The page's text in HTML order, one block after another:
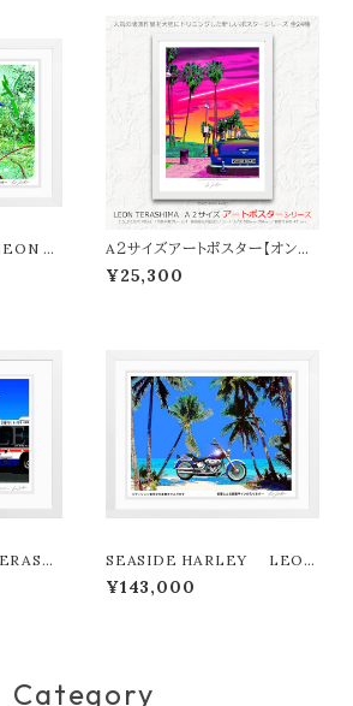
T
作限
A２サイズアートポスター【オンラ
イン限定】LEON TERASHIMA
「VENICE BEACH MAGIC」
¥25,300
SEASIDE HARLEY LEON
TERASHIMA版画作品180作
限定
¥143,000
Category